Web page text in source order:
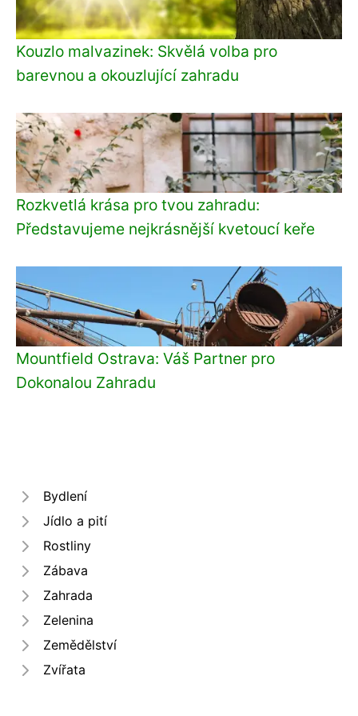
Kouzlo malvazinek: Skvělá volba pro
barevnou a okouzlující zahradu
Rozkvetlá krása pro tvou zahradu:
Představujeme nejkrásnější kvetoucí keře
Mountfield Ostrava: Váš Partner pro
Dokonalou Zahradu
Bydlení
Jídlo a pití
Rostliny
Zábava
Zahrada
Zelenina
Zemědělství
Zvířata